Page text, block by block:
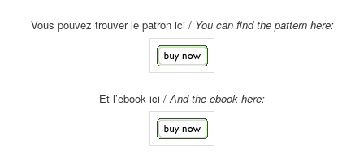
Vous pouvez trouver le patron ici / You can find the pattern here:
Et l’ebook ici / And the ebook here: